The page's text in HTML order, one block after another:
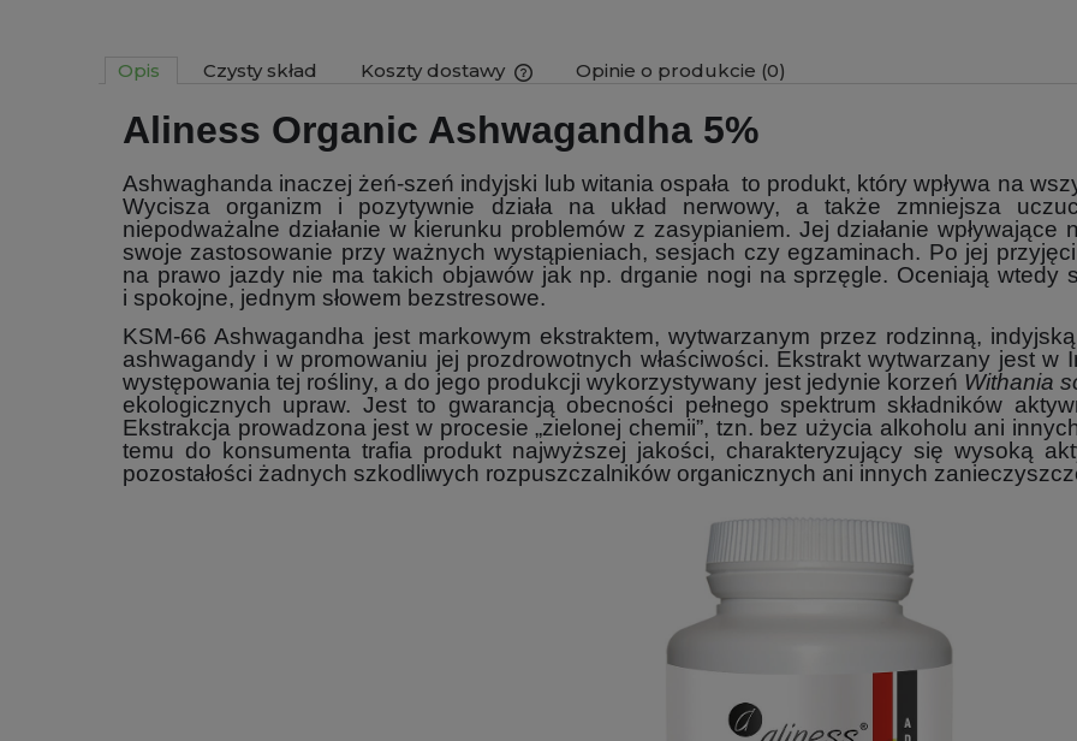
Opis Czysty skład Koszty dostawy
Cena nie zawiera ewentualnych
kosztów płatności
Opinie o produkcie (0)
Aliness Organic Ashwagandha 5%
Ashwaghanda inaczej żeń-szeń indyjski lub witania ospała to produkt, który wpływa na
Wycisza organizm i pozytywnie działa na układ nerwowy, a także zmniejsza
niepodważalne działanie w kierunku problemów z zasypianiem. Jej działanie
swoje zastosowanie przy ważnych wystąpieniach, sesjach czy egzaminach. Po jej
na prawo jazdy nie ma takich objawów jak np. drganie nogi na sprzęgle. Oceniają wtedy
i spokojne, jednym słowem bezstresowe.
KSM-66 Ashwagandha jest markowym ekstraktem, wytwarzanym przez rodzinną,
ashwagandy i w promowaniu jej prozdrowotnych właściwości. Ekstrakt wytwarzany jest
występowania tej rośliny, a do jego produkcji wykorzystywany jest jedynie korzeń Withania
ekologicznych upraw. Jest to gwarancją obecności pełnego spektrum składników
Ekstrakcja prowadzona jest w procesie „zielonej chemii”, tzn. bez użycia alkoholu ani
temu do konsumenta trafia produkt najwyższej jakości, charakteryzujący się wysoką
pozostałości żadnych szkodliwych rozpuszczalników organicznych ani innych